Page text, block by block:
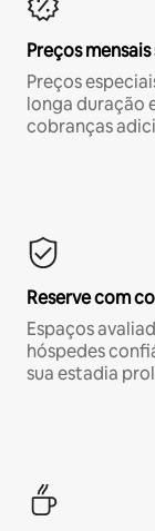
Preços
Preços
longa duração
cobranças
Reserve com
Espaços
hóspedes
sua estadia